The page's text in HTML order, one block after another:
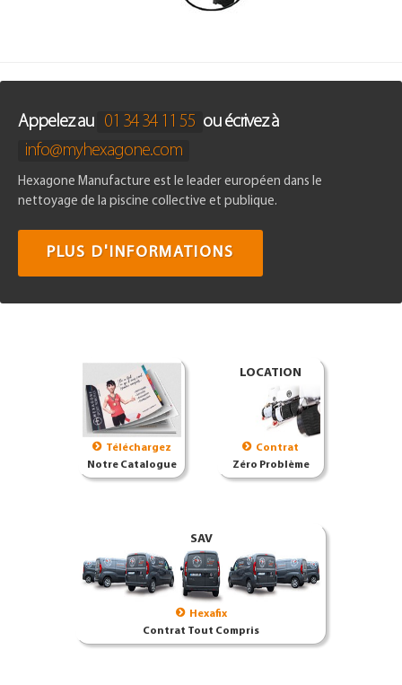
Appelez au 01 34 34 11 55 ou écrivez à
info@myhexagone.com
Hexagone Manufacture est le leader européen dans le
nettoyage de la piscine collective et publique.
PLUS D'INFORMATIONS
Téléchargez
Notre Catalogue
LOCATION
Contrat
Zéro Problème
SAV
Hexafix
Contrat Tout Compris